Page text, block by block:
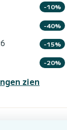
-10%
-40%
-15%
-20%
zien